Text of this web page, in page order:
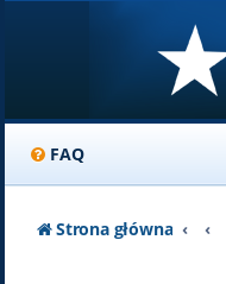
FAQ
Strona główna